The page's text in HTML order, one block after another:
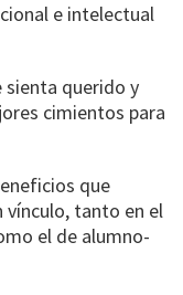
e intelectual
sienta querido y
cimientos para
que
vínculo, tanto en el
el de alumno-